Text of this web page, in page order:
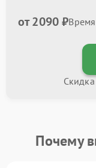
от 2090 ₽
Почему